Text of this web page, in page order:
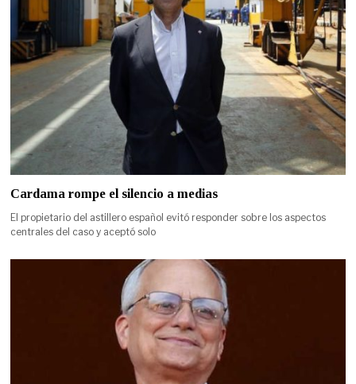
Cardama rompe el silencio a medias
El propietario del astillero español evitó responder sobre los aspectos
centrales del caso y aceptó solo